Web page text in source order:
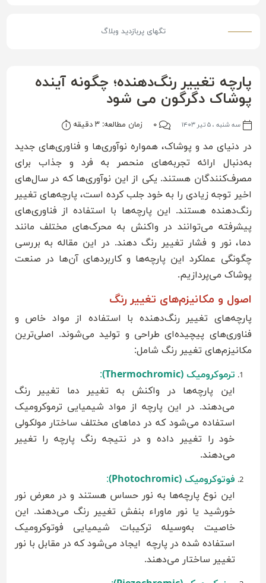
تگ‎های پربازدید وبلاگ
پارچه‌ تغییر رنگ‌دهنده؛ چگونه آینده
پوشاک دگرگون می شود
سه شنبه ، ۵ تیر ۱۴۰۳ ۰ زمان مطالعه: ۳ دقیقه
در دنیای مد و پوشاک، همواره نوآوری‌ها و فناوری‌های جدید
به‌دنبال ارائه تجربه‌های منحصر به فرد و جذاب برای
مصرف‌کنندگان هستند. یکی از این نوآوری‌ها که در سال‌های
اخیر توجه زیادی را به خود جلب کرده است، پارچه‌های تغییر
رنگ‌دهنده هستند. این پارچه‌ها با استفاده از فناوری‌های
پیشرفته می‌توانند در واکنش به محرک‌های مختلف مانند
دما، نور و فشار تغییر رنگ دهند. در این مقاله به بررسی
چگونگی عملکرد این پارچه‌ها و کاربردهای آن‌ها در صنعت
پوشاک می‌پردازیم.
اصول و مکانیزم‌های تغییر رنگ
پارچه‌های تغییر رنگ‌دهنده با استفاده از مواد خاص و
فناوری‌های پیچیده‌ای طراحی و تولید می‌شوند. اصلی‌ترین
مکانیزم‌های تغییر رنگ شامل:
ترموکرومیک (Thermochromic)
:
این پارچه‌ها در واکنش به تغییر دما تغییر رنگ
می‌دهند. در این پارچه از مواد شیمیایی ترموکرومیک
استفاده می‌شود که در دماهای مختلف ساختار مولکولی
خود را تغییر داده و در نتیجه رنگ پارچه را تغییر
می‌دهند.
فوتوکرومیک (Photochromic)
:
این نوع پارچه‌ها به نور حساس هستند و در معرض نور
خورشید یا نور ماوراء بنفش تغییر رنگ می‌دهند. این
خاصیت به‌وسیله ترکیبات شیمیایی فوتوکرومیک
استفاده شده در پارچه ایجاد می‌شود که در مقابل با نور
تغییر ساختار می‌دهند.